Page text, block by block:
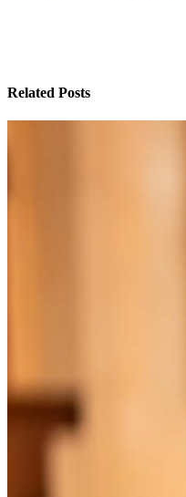
Related Posts